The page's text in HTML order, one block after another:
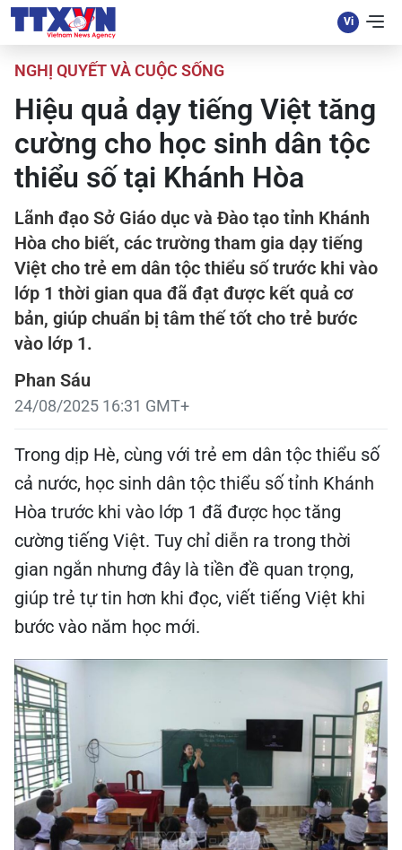
NGHỊ QUYẾT VÀ CUỘC SỐNG
Hiệu quả dạy tiếng Việt tăng
cường cho học sinh dân tộc
thiểu số tại Khánh Hòa
Lãnh đạo Sở Giáo dục và Đào tạo tỉnh Khánh
Hòa cho biết, các trường tham gia dạy tiếng
Việt cho trẻ em dân tộc thiểu số trước khi vào
lớp 1 thời gian qua đã đạt được kết quả cơ
bản, giúp chuẩn bị tâm thế tốt cho trẻ bước
vào lớp 1.
Phan Sáu
24/08/2025 16:31 GMT+
Trong dịp Hè, cùng với trẻ em dân tộc thiểu số
cả nước, học sinh dân tộc thiểu số tỉnh Khánh
Hòa trước khi vào lớp 1 đã được học tăng
cường tiếng Việt. Tuy chỉ diễn ra trong thời
gian ngắn nhưng đây là tiền đề quan trọng,
giúp trẻ tự tin hơn khi đọc, viết tiếng Việt khi
bước vào năm học mới.